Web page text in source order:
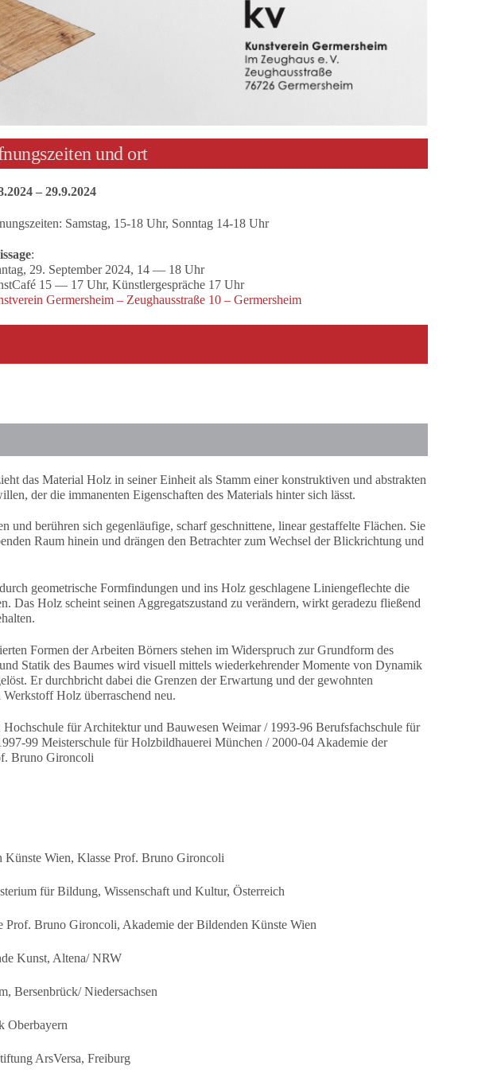
und ort
– 29.9.2024
Samstag, 15-18 Uhr, Sonntag 14-18 Uhr
:
29. September 2024, 14 — 18 Uhr
15 — 17 Uhr, Künstlergespräche 17 Uhr
Germersheim – Zeughausstraße 10 – Germersheim
das Material Holz in seiner Einheit als Stamm einer konstruktiven und abstrakten
der die immanenten Eigenschaften des Materials hinter sich lässt.
und berühren sich gegenläufige, scharf geschnittene, linear gestaffelte Flächen. Sie
Raum hinein und drängen den Betrachter zum Wechsel der Blickrichtung und
geometrische Formfindungen und ins Holz geschlagene Liniengeflechte die
Das Holz scheint seinen Aggregatszustand zu verändern, wirkt geradezu fließend
Formen der Arbeiten Börners stehen im Widerspruch zur Grundform des
Statik des Baumes wird visuell mittels wiederkehrender Momente von Dynamik
Er durchbricht dabei die Grenzen der Erwartung und der gewohnten
Holz überraschend neu.
für Architektur und Bauwesen Weimar / 1993-96 Berufsfachschule für
99 Meisterschule für Holzbildhauerei München / 2000-04 Akademie der
Bruno Gironcoli
Künste Wien, Klasse Prof. Bruno Gironcoli
für Bildung, Wissenschaft und Kultur, Österreich
Prof. Bruno Gironcoli, Akademie der Bildenden Künste Wien
Kunst, Altena/ NRW
Bersenbrück/ Niedersachsen
Oberbayern
ArsVersa, Freiburg